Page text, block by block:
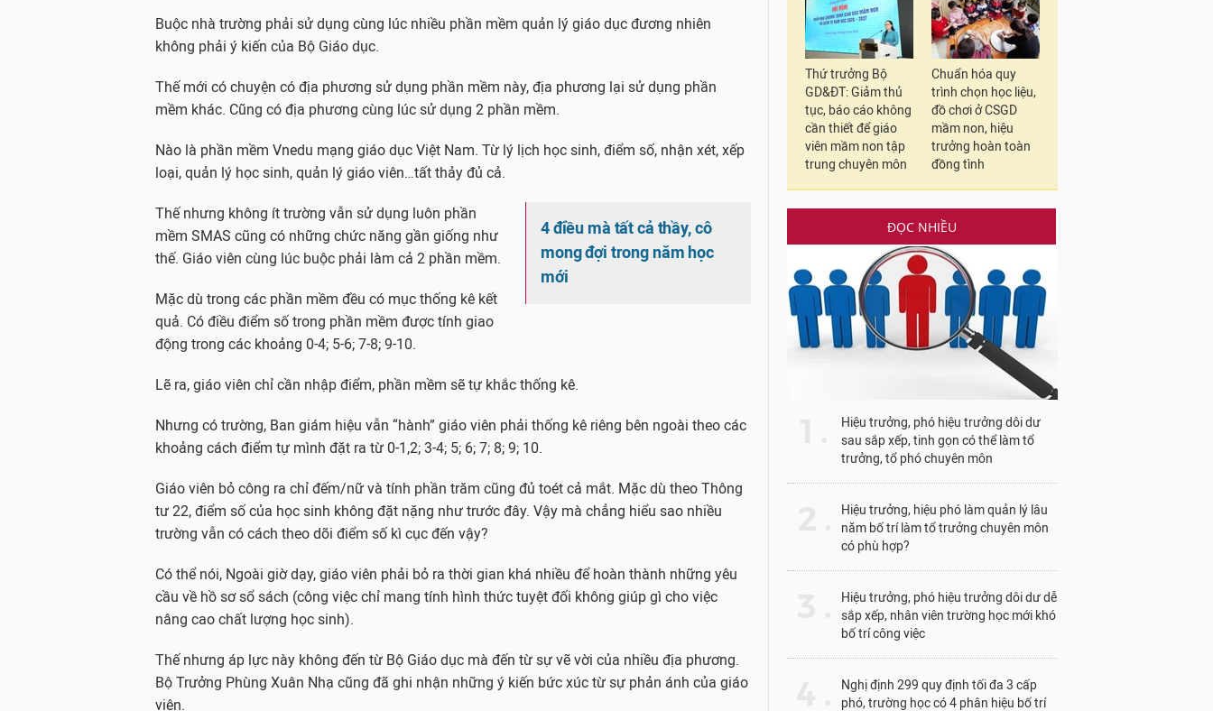
Buộc nhà trường phải sử dụng cùng lúc nhiều phần mềm quản lý giáo dục đương nhiên
không phải ý kiến của Bộ Giáo dục.
Thế mới có chuyện có địa phương sử dụng phần mềm này, địa phương lại sử dụng phần
mềm khác. Cũng có địa phương cùng lúc sử dụng 2 phần mềm.
Nào là phần mềm Vnedu mạng giáo dục Việt Nam. Từ lý lịch học sinh, điểm số, nhận xét, xếp
loại, quản lý học sinh, quản lý giáo viên…tất thảy đủ cả.
4 điều mà tất cả thầy, cô
mong đợi trong năm học
mới
Thế nhưng không ít trường vẫn sử dụng luôn phần
mềm SMAS cũng có những chức năng gần giống như
thế. Giáo viên cùng lúc buộc phải làm cả 2 phần mềm.
Mặc dù trong các phần mềm đều có mục thống kê kết
quả. Có điều điểm số trong phần mềm được tính giao
động trong các khoảng 0-4; 5-6; 7-8; 9-10.
Lẽ ra, giáo viên chỉ cần nhập điểm, phần mềm sẽ tự khắc thống kê.
Nhưng có trường, Ban giám hiệu vẫn “hành” giáo viên phải thống kê riêng bên ngoài theo các
khoảng cách điểm tự mình đặt ra từ 0-1,2; 3-4; 5; 6; 7; 8; 9; 10.
Giáo viên bỏ công ra chỉ đếm/nữ và tính phần trăm cũng đủ toét cả mắt. Mặc dù theo Thông
tư 22, điểm số của học sinh không đặt nặng như trước đây. Vậy mà chẳng hiểu sao nhiều
trường vẫn có cách theo dõi điểm số kì cục đến vậy?
Có thể nói, Ngoài giờ dạy, giáo viên phải bỏ ra thời gian khá nhiều để hoàn thành những yêu
cầu về hồ sơ sổ sách (công việc chỉ mang tính hình thức tuyệt đối không giúp gì cho việc
nâng cao chất lượng học sinh).
Thế nhưng áp lực này không đến từ Bộ Giáo dục mà đến từ sự vẽ vời của nhiều địa phương.
Bộ Trưởng Phùng Xuân Nhạ cũng đã ghi nhận những ý kiến bức xúc từ sự phản ánh của giáo
viên.
Thứ trưởng Bộ
GD&ĐT: Giảm thủ
tục, báo cáo không
cần thiết để giáo
viên mầm non tập
trung chuyên môn
Chuẩn hóa quy
trình chọn học liệu,
đồ chơi ở CSGD
mầm non, hiệu
trưởng hoàn toàn
đồng tình
ĐỌC NHIỀU
Hiệu trưởng, phó hiệu trưởng dôi dư
sau sắp xếp, tinh gọn có thể làm tổ
trưởng, tổ phó chuyên môn
Hiệu trưởng, hiệu phó làm quản lý lâu
năm bố trí làm tổ trưởng chuyên môn
có phù hợp?
Hiệu trưởng, phó hiệu trưởng dôi dư dễ
sắp xếp, nhân viên trường học mới khó
bố trí công việc
Nghị định 299 quy định tối đa 3 cấp
phó, trường học có 4 phân hiệu bố trí